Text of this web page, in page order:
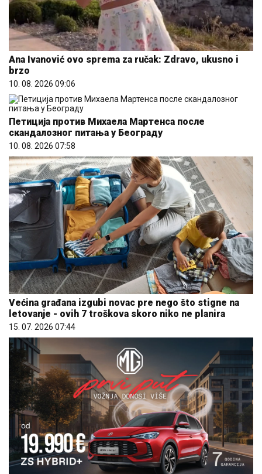
Ana Ivanović ovo sprema za ručak: Zdravo, ukusno i
brzo
10. 08. 2026 09:06
Петиција против Михаела Мартенса после
скандалозног питања у Београду
10. 08. 2026 07:58
Većina građana izgubi novac pre nego što stigne na
letovanje - ovih 7 troškova skoro niko ne planira
15. 07. 2026 07:44